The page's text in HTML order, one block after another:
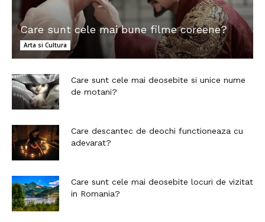
Care sunt cele mai bune filme coreene?
Arta si Cultura
Care sunt cele mai deosebite si unice nume
de motani?
Care descantec de deochi functioneaza cu
adevarat?
Care sunt cele mai deosebite locuri de vizitat
in Romania?